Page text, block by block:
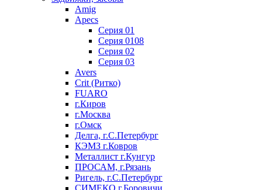
Amig
Apecs
Серия 01
Серия 0108
Серия 02
Серия 03
Avers
Crit (Ритко)
FUARO
г.Киров
г.Москва
г.Омск
Делга, г.С.Петербург
КЭМЗ г.Ковров
Металлист г.Кунгур
ПРОСАМ, г.Рязань
Ригель, г.С.Петербург
СИМЕКО г.Боровичи